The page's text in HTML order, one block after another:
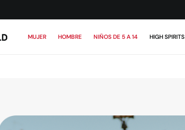
MUJER HOMBRE NIÑOS DE 5 A 14 HIGH SPIRITS